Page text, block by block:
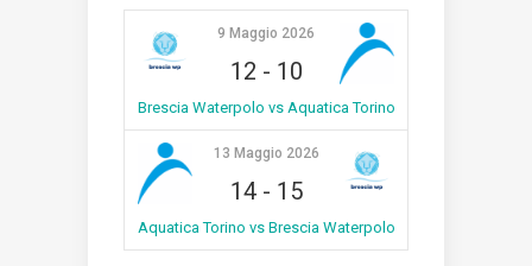
9 Maggio 2026
12 - 10
Brescia Waterpolo vs Aquatica Torino
13 Maggio 2026
14- 15
Aquatica Torino vs Brescia Waterpolo